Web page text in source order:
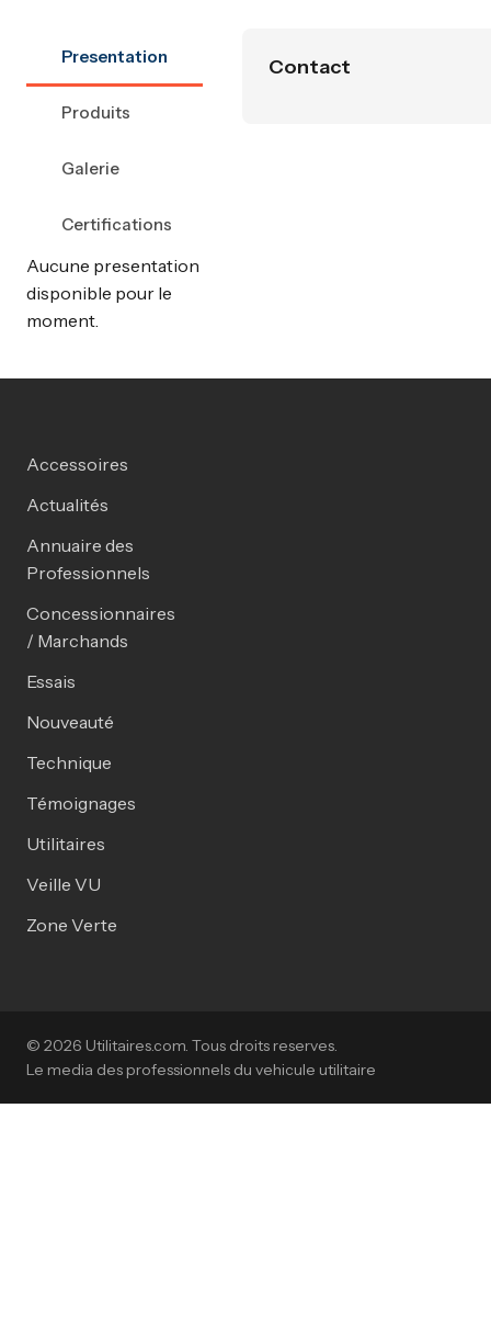
Presentation
Produits
Galerie
Certifications
Aucune presentation
disponible pour le
moment.
Contact
Accessoires
Actualités
Annuaire des
Professionnels
Concessionnaires
/ Marchands
Essais
Nouveauté
Technique
Témoignages
Utilitaires
Veille VU
Zone Verte
© 2026 Utilitaires.com. Tous droits reserves.
Le media des professionnels du vehicule utilitaire